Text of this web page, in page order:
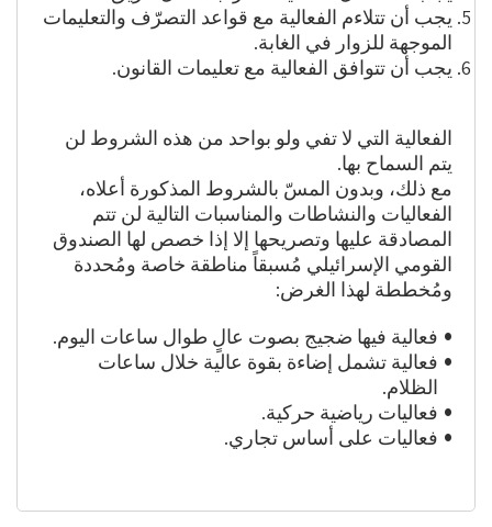
يجب أن تتلاءم الفعالية مع قواعد التصرّف والتعليمات
الموجهة للزوار في الغابة.
يجب أن تتوافق الفعالية مع تعليمات القانون.
الفعالية التي لا تفي ولو بواحد من هذه الشروط لن
يتم السماح بها.
مع ذلك، وبدون المسّ بالشروط المذكورة أعلاه،
الفعاليات والنشاطات والمناسبات التالية لن تتم
المصادقة عليها وتصريحها إلا إذا خصص لها الصندوق
القومي الإسرائيلي مُسبقاً مناطقة خاصة ومُحددة
ومُخططة لهذا الغرض:
فعالية فيها ضجيج بصوت عالٍ طوال ساعات اليوم.
فعالية تشمل إضاءة بقوة عالية خلال ساعات
الظلام.
فعاليات رياضية حركية.
فعاليات على أساس تجاري.